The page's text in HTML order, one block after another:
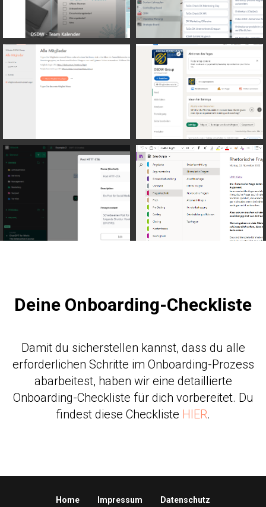
Deine Onboarding-Checkliste
Damit du sicherstellen kannst, dass du alle
erforderlichen Schritte im Onboarding-Prozess
abarbeitest, haben wir eine detaillierte
Onboarding-Checkliste für dich vorbereitet. Du
findest diese Checkliste HIER.
Home Impressum Datenschutz